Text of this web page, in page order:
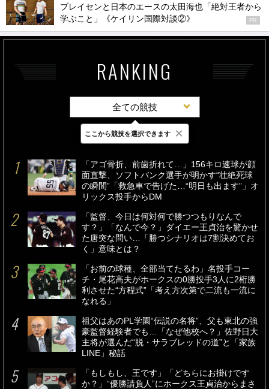
ブレイセンと日本のエースの太田海也「絶対王者から
学ぶこと」《ケイリン国際対談②》
PR
RANKING
全ての競技
最新 24時間 週間
「アゴ骨折、前歯折れて…」156キロ速球が顔
面直撃、ソフトバンク選手が明かす“壮絶死球
の瞬間”「救急車で告げた…“明日も出ます”」オ
リックス投手からDM
「監督、今日は何対何で勝つつもりなんで
す？」「なんで今？」ダイエー王貞治を驚かせ
た唐突な問い…「勝つシナリオは7割決めてお
く」意味とは？
「お前の球種、全部当てたるわ」名投手コー
チ・尾花高夫がホークスの0勝投手3人に2桁勝
利させた“方程式”「考え方次第で二流も一流に
なれる」
祖父はあのPL学園“伝説の名将”、父も東北の強
豪監督経験者でも…「なぜ他校へ？」佐野日大
主将が選んだ“脱・サラブレッドの道”と「家族
LINE」秘話
「もしもし、王です」「どちらにお掛けです
か？」“優勝請負人”にホークス王貞治からまさ
ここから競技を選択できます ×